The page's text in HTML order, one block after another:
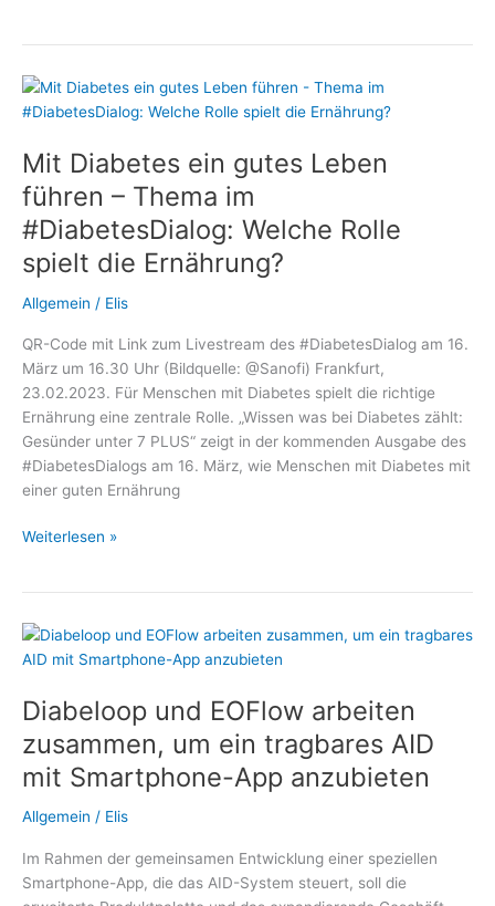
Wie
polnische
Senioren
sicher
begleiten
Mit Diabetes ein gutes Leben
führen – Thema im
#DiabetesDialog: Welche Rolle
spielt die Ernährung?
Allgemein / Elis
QR-Code mit Link zum Livestream des #DiabetesDialog am 16.
März um 16.30 Uhr (Bildquelle: @Sanofi) Frankfurt,
23.02.2023. Für Menschen mit Diabetes spielt die richtige
Ernährung eine zentrale Rolle. „Wissen was bei Diabetes zählt:
Gesünder unter 7 PLUS“ zeigt in der kommenden Ausgabe des
#DiabetesDialogs am 16. März, wie Menschen mit Diabetes mit
einer guten Ernährung
Mit
Leben
führen
Thema
#DiabetesDialog:
Welche
spielt
die
Ernährung?
Weiterlesen »
Diabeloop und EOFlow arbeiten
zusammen, um ein tragbares AID
mit Smartphone-App anzubieten
Allgemein / Elis
Im Rahmen der gemeinsamen Entwicklung einer speziellen
Smartphone-App, die das AID-System steuert, soll die